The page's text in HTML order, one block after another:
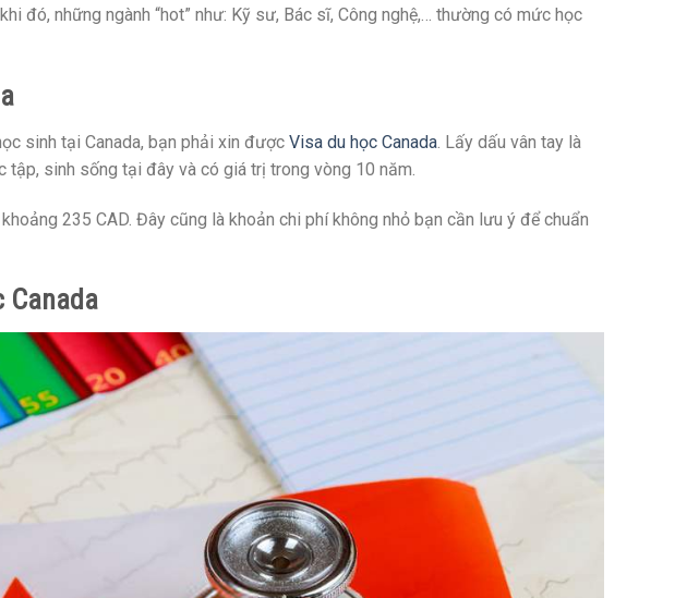
đó, những ngành “hot” như: Kỹ sư, Bác sĩ, Công nghệ,… thường có mức học
sinh tại Canada, bạn phải xin được Visa du học Canada. Lấy dấu vân tay là
tập, sinh sống tại đây và có giá trị trong vòng 10 năm.
235 CAD. Đây cũng là khoản chi phí không nhỏ bạn cần lưu ý để chuẩn
Canada